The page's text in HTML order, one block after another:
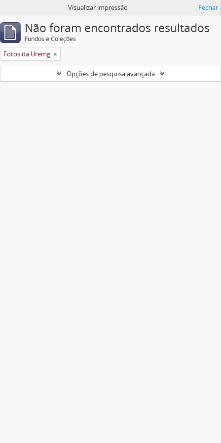
Visualizar impressão Fechar
Não foram encontrados resultados
Fundos e Coleções
Fotos da Uremg
Opções de pesquisa avançada